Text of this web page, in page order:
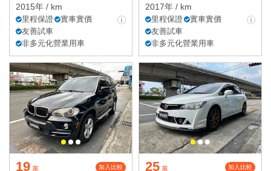
2015年 / km
里程保證
實車實價
友善試車
非多元化營業用車
2017年 / km
里程保證
實車實價
友善試車
非多元化營業用車
19 萬 加入比較 25 萬 加入比較